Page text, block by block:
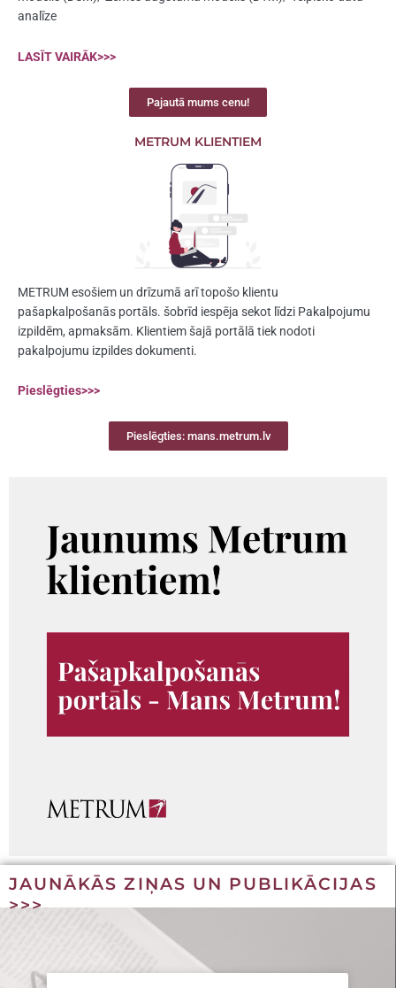
analīze
LASĪT VAIRĀK>>>
Pajautā mums cenu!
METRUM KLIENTIEM
METRUM esošiem un drīzumā arī topošo klientu
pašapkalpošanās portāls. šobrīd iespēja sekot līdzi Pakalpojumu
izpildēm, apmaksām. Klientiem šajā portālā tiek nodoti
pakalpojumu izpildes dokumenti.
Pieslēgties>>>
Pieslēgties: mans.metrum.lv
JAUNĀKĀS ZIŅAS UN PUBLIKĀCIJAS
>>>